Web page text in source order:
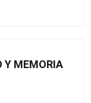
Y MEMORIA